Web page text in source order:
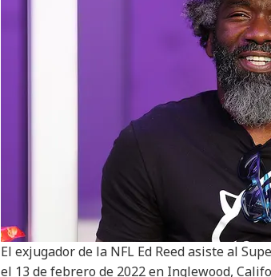
El exjugador de la NFL Ed Reed asiste al
el 13 de febrero de 2022 en Inglewood,